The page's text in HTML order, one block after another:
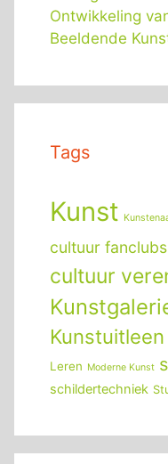
Ontwikkeling
Beeldende
Tags
Kunst
cultuur fanclubs
cultuur
Kunstuitleen
Leren Moderne Kunst
schildertechniek